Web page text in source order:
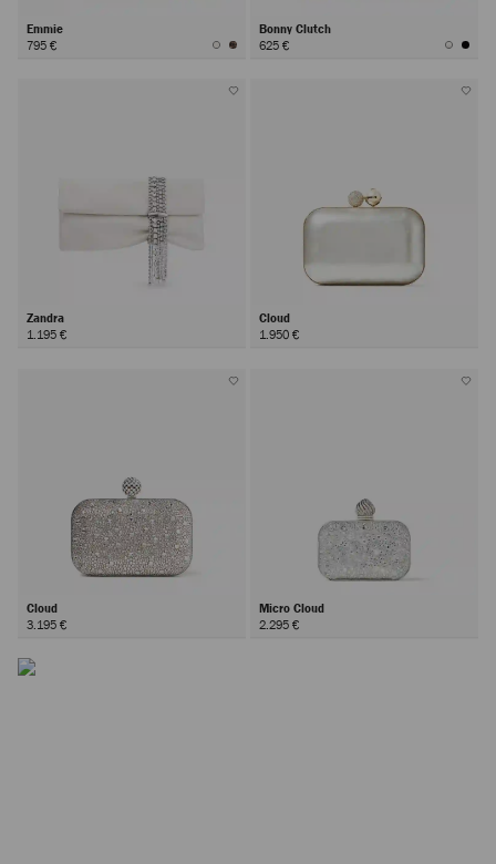
Emmie
795 €
Bonny Clutch
625 €
Zandra
1.195 €
Cloud
1.950 €
Cloud
3.195 €
Micro Cloud
2.295 €